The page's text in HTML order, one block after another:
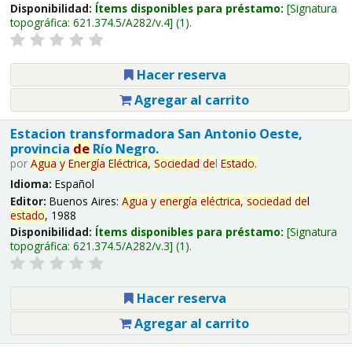
Disponibilidad: Ítems disponibles para préstamo: Signatura
topográfica: 621.374.5/A282/v.4 (1).
Hacer reserva
Agregar al carrito
Estacion transformadora San Antonio Oeste,
provincia deRío Negro.
por Agua y Energía Eléctrica, Sociedad del Estado.
Idioma: Español
Editor: Buenos Aires: Agua y energía eléctrica, sociedad del
estado, 1988
Disponibilidad: Ítems disponibles para préstamo: Signatura
topográfica: 621.374.5/A282/v.3 (1).
Hacer reserva
Agregar al carrito